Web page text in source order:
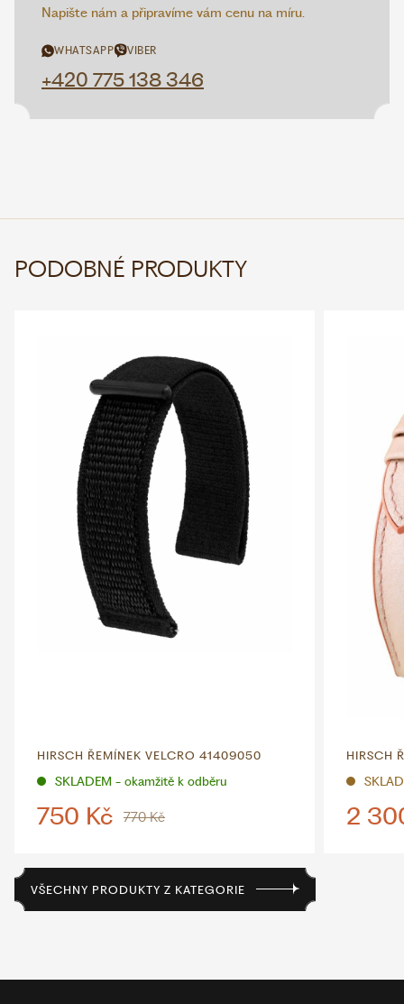
Napište nám a připravíme vám cenu na míru.
WHATSAPP VIBER
+420 775 138 346
PODOBNÉ PRODUKTY
HIRSCH ŘEMÍNEK VELCRO 41409050
SKLADEM - okamžitě k odběru
750 Kč 770 Kč
HIRSCH
2
VŠECHNY PRODUKTY Z KATEGORIE